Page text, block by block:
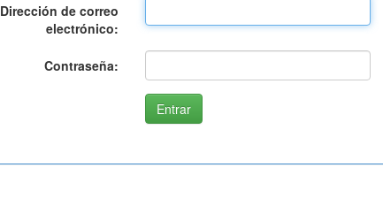
Dirección de correo
electrónico:
Contraseña: